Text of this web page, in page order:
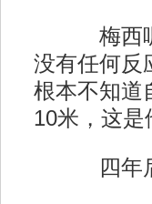
梅西呢？
没有任何反
根本不知道
10米，这
四年后